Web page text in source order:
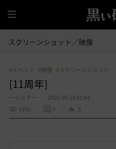
全
体
スクリーンショット／映像
#イベント #映像 #スクリーンショット
[11周年]
一シュナ一
2026.05.19 02:44
1955
0 3